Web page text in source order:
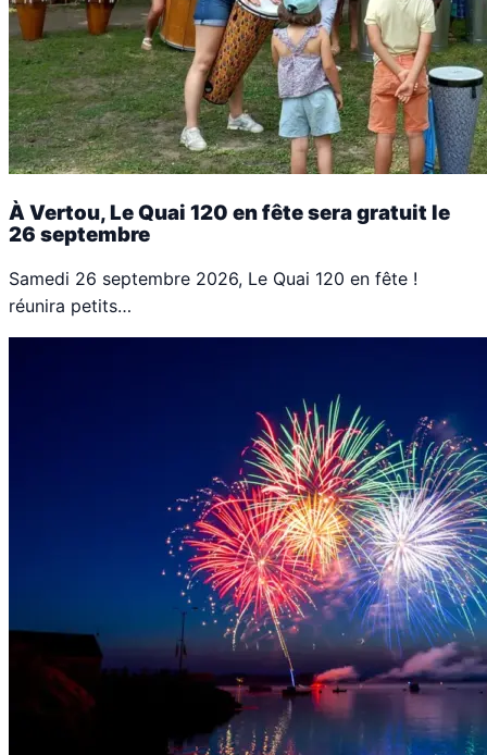
À Vertou, Le Quai 120 en fête sera gratuit le
26 septembre
Samedi 26 septembre 2026, Le Quai 120 en fête !
réunira petits…